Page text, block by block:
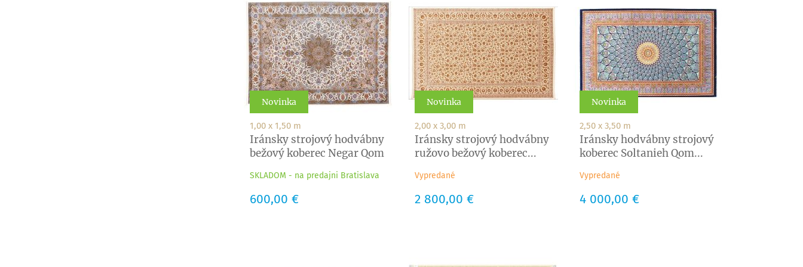
Novinka
1,00 x 1,50 m
Iránsky strojový hodvábny
bežový koberec Negar Qom
SKLADOM - na predajni Bratislava
Cena
600,00 €
Novinka
2,00 x 3,00 m
Iránsky strojový hodvábny
ružovo bežový koberec...
Vypredané
Cena
2 800,00 €
Novinka
2,50 x 3,50 m
Iránsky hodvábny strojový
koberec Soltanieh Qom...
Vypredané
Cena
4 000,00 €